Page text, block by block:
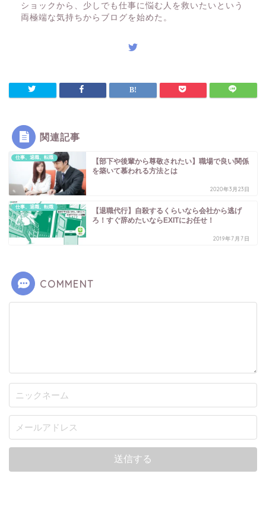
ショックから、少しでも仕事に悩む人を救いたいという
両極端な気持ちからブログを始めた。
関連記事
仕事、退職、転職
【部下や後輩から尊敬されたい】職場で良い関係
を築いて慕われる方法とは
2020年3月23日
仕事、退職、転職
【退職代行】自殺するくらいなら会社から逃げ
ろ！すぐ辞めたいならEXITにお任せ！
2019年7月7日
COMMENT